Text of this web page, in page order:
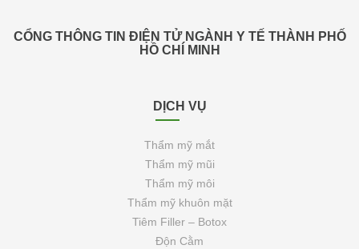
CỔNG THÔNG TIN ĐIỆN TỬ NGÀNH Y TẾ THÀNH PHỐ
HỒ CHÍ MINH
DỊCH VỤ
Thẩm mỹ mắt
Thẩm mỹ mũi
Thẩm mỹ môi
Thẩm mỹ khuôn mặt
Tiêm Filler – Botox
Độn Cằm